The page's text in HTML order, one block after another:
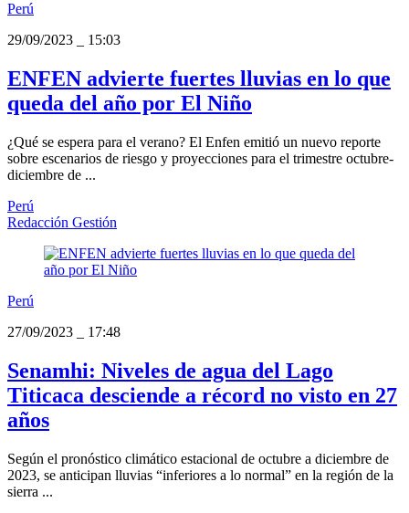
Perú
29/09/2023
15:03
ENFEN advierte fuertes lluvias en lo que
queda del año por El Niño
¿Qué se espera para el verano? El Enfen emitió un nuevo reporte
sobre escenarios de riesgo y proyecciones para el trimestre octubre-
diciembre de ...
Perú
Redacción Gestión
Perú
27/09/2023
17:48
Senamhi: Niveles de agua del Lago
Titicaca desciende a récord no visto en 27
años
Según el pronóstico climático estacional de octubre a diciembre de
2023, se anticipan lluvias “inferiores a lo normal” en la región de la
sierra ...